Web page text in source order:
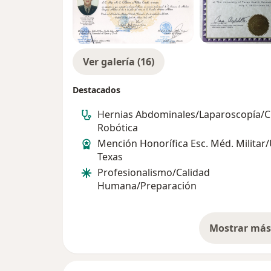
países (sobre todo en los E.U.A. sin
hacer rotaciones de pocos días o meses,
anuncian como súper especialistas
nuestras manos su salud, tiene todo el
EXTRANJERO NO ES SINÓNIMO DE
Ver galería (16)
Destacados
Hernias Abdominales/Laparoscopía/
Robótica
Mención Honorífica Esc. Méd.
Texas
Profesionalismo/Calidad
Humana/Preparación
Mostrar